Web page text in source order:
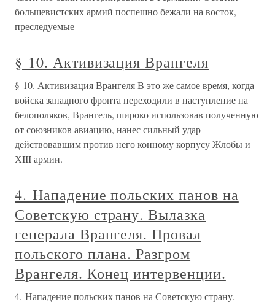
большевистских армий поспешно бежали на восток,
преследуемые
§ 10. Активизация Врангеля
§ 10. Активизация Врангеля В это же самое время, когда
войска западного фронта переходили в наступление на
белополяков, Врангель, широко использовав полученную
от союзников авиацию, нанес сильный удар
действовавшим против него конному корпусу Жлобы и
ХIII армии.
4. Нападение польских панов на
Советскую страну. Вылазка
генерала Врангеля. Провал
польского плана. Разгром
Врангеля. Конец интервенции.
4. Нападение польских панов на Советскую страну.